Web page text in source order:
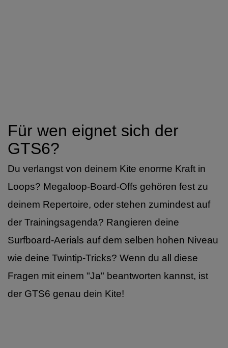
Für wen eignet sich der
GTS6?
Du verlangst von deinem Kite enorme Kraft in
Loops? Megaloop-Board-Offs gehören fest zu
deinem Repertoire, oder stehen zumindest auf
der Trainingsagenda? Rangieren deine
Surfboard-Aerials auf dem selben hohen Niveau
wie deine Twintip-Tricks? Wenn du all diese
Fragen mit einem "Ja" beantworten kannst, ist
der GTS6 genau dein Kite!